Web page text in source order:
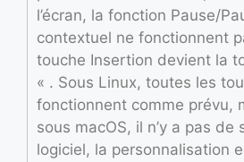
l’écran, la fonction Pause/
contextuel ne fonctionnent
touche Insertion devient la
« . Sous Linux, toutes les
fonctionnent comme prévu,
sous macOS, il n’y a pas de
logiciel, la personnalisation